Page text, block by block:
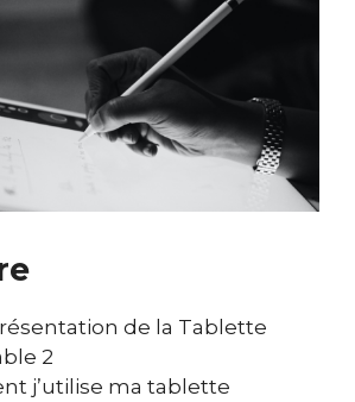
de la Tablette
2
j’utilise ma tablette